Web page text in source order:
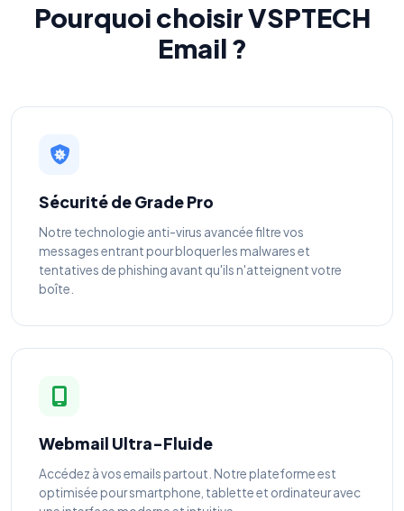
Pourquoi choisir VSPTECH
Email ?
Sécurité de Grade Pro
Notre technologie anti-virus avancée filtre vos
messages entrant pour bloquer les malwares et
tentatives de phishing avant qu'ils n'atteignent votre
boîte.
Webmail Ultra-Fluide
Accédez à vos emails partout. Notre plateforme est
optimisée pour smartphone, tablette et ordinateur avec